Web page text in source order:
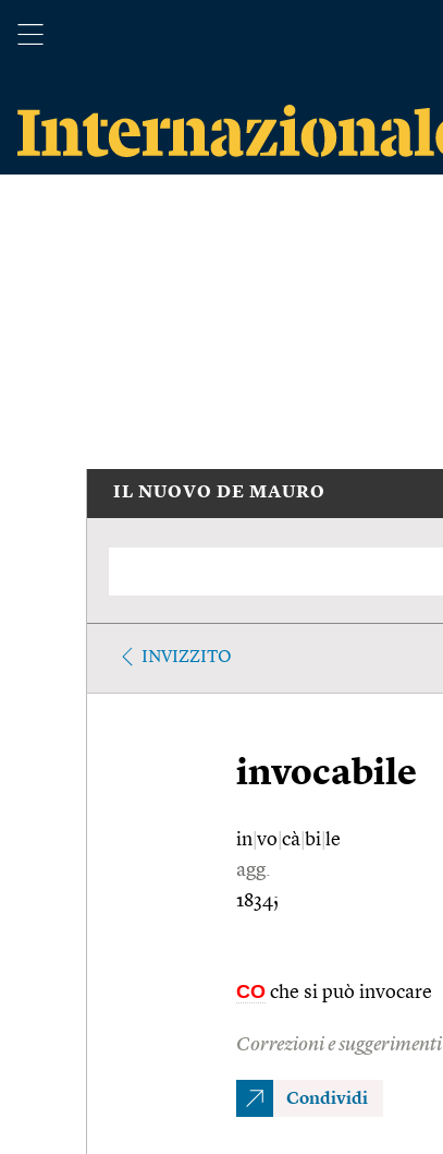
IL NUOVO DE MAURO
INVIZZITO
invocabile
in vo cà bi le
agg.
1834;
CO che si può invocare
Correzioni e suggerimenti
Condividi